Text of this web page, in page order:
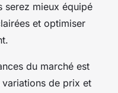
serez mieux équipé
et optimiser
du marché est
de prix et